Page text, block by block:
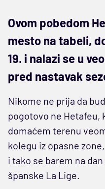
Ovom pobedom
mesto na tabeli,
19. i nalazi se u
pred nastavak
Nikome ne prija da
pogotovo ne Hetafeu,
domaćem terenu
kolegu iz opasne
i tako se barem na
španske La Lige.